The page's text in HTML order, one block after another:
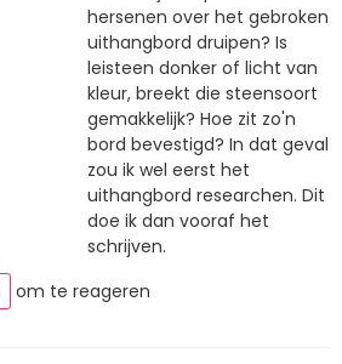
hersenen over het gebroken
uithangbord druipen? Is
leisteen donker of licht van
kleur, breekt die steensoort
gemakkelijk? Hoe zit zo'n
bord bevestigd? In dat geval
zou ik wel eerst het
uithangbord researchen. Dit
doe ik dan vooraf het
schrijven.
om te reageren